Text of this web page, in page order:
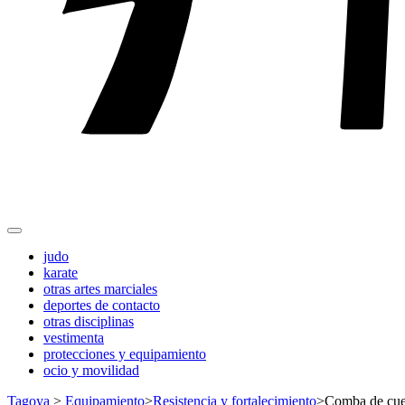
judo
karate
otras artes marciales
deportes de contacto
otras disciplinas
vestimenta
protecciones y equipamiento
ocio y movilidad
Tagoya > Equipamiento>Resistencia y fortalecimiento>Comba de